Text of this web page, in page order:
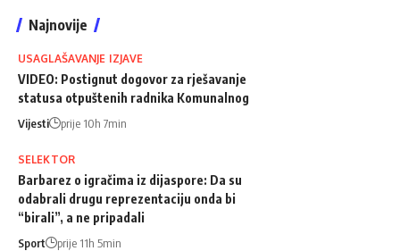
Najnovije
USAGLAŠAVANJE IZJAVE
VIDEO: Postignut dogovor za rješavanje
statusa otpuštenih radnika Komunalnog
Vijesti prije 10h 7min
SELEKTOR
Barbarez o igračima iz dijaspore: Da su
odabrali drugu reprezentaciju onda bi
“birali”, a ne pripadali
Sport prije 11h 5min